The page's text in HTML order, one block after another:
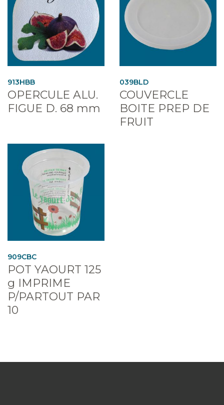
913HBB
OPERCULE ALU.
FIGUE D. 68 mm
039BLD
COUVERCLE
BOITE PREP DE
FRUIT
909CBC
POT YAOURT 125
g IMPRIME
P/PARTOUT PAR
10